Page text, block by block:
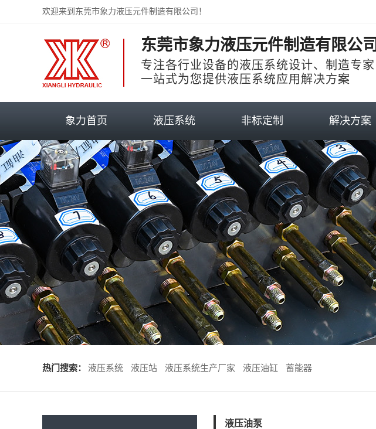
欢迎来到东莞市象力液压元件制造有限公司！
东莞市象力液压元件制造有限公司
专注各行业设备的液压系统设计、制造专家
一站式为您提供液压系统应用解决方案
象力首页 液压系统 非标定制 解决方案
热门搜索： 液压系统 液压站 液压系统生产厂家 液压油缸 蓄能器
液压油泵